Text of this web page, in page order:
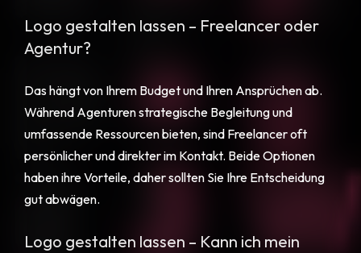
Logo gestalten lassen – Freelancer oder
Agentur?
Das hängt von Ihrem Budget und Ihren Ansprüchen ab.
Während Agenturen strategische Begleitung und
umfassende Ressourcen bieten, sind Freelancer oft
persönlicher und direkter im Kontakt. Beide Optionen
haben ihre Vorteile, daher sollten Sie Ihre Entscheidung
gut abwägen.
Logo gestalten lassen – Kann ich mein